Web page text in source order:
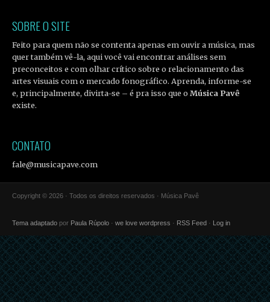
SOBRE O SITE
Feito para quem não se contenta apenas em ouvir a música, mas
quer também vê-la, aqui você vai encontrar análises sem
preconceitos e com olhar crítico sobre o relacionamento das
artes visuais com o mercado fonográfico. Aprenda, informe-se
e, principalmente, divirta-se – é pra isso que oMúsica Pavê
existe.
CONTATO
fale@musicapave.com
Copyright © 2026 · Todos os direitos reservados · Música Pavê
Tema adaptado por Paula Rúpolo · we love wordpress · RSS Feed · Log in